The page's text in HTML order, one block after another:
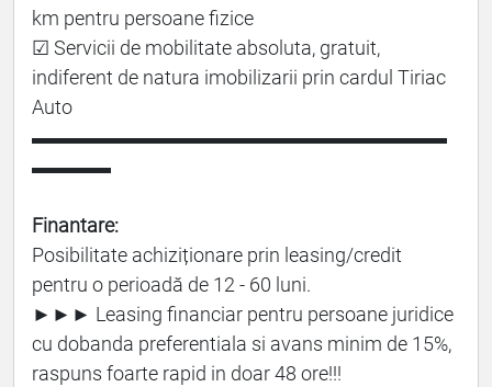
km pentru persoane fizice
☑ Servicii de mobilitate absoluta, gratuit,
indiferent de natura imobilizarii prin cardul Tiriac
Auto
▬▬▬▬▬▬▬▬▬▬▬▬▬▬▬▬▬▬▬▬▬
▬▬▬▬
Finantare:
Posibilitate achiziționare prin leasing/credit
pentru o perioadă de 12 - 60 luni.
►►► Leasing financiar pentru persoane juridice
cu dobanda preferentiala si avans minim de 15%,
raspuns foarte rapid in doar 48 ore!!!